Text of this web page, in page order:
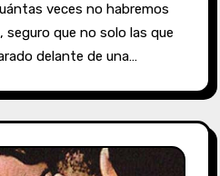
veces no habremos
seguro que no solo las que
delante de una…